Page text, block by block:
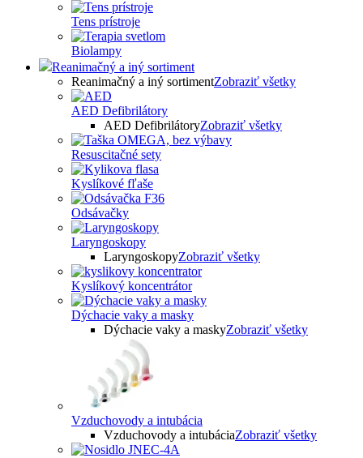
Tens prístroje
Biolampy
Reanimačný a iný sortiment
Reanimačný a iný sortimentZobraziť všetky
AED Defibrilátory
AED DefibrilátoryZobraziť všetky
Resuscitačné sety
Kyslíkové fľaše
Odsávačky
Laryngoskopy
LaryngoskopyZobraziť všetky
Kyslíkový koncentrátor
Dýchacie vaky a masky
Dýchacie vaky a maskyZobraziť všetky
Vzduchovody a intubácia
Vzduchovody a intubáciaZobraziť všetky